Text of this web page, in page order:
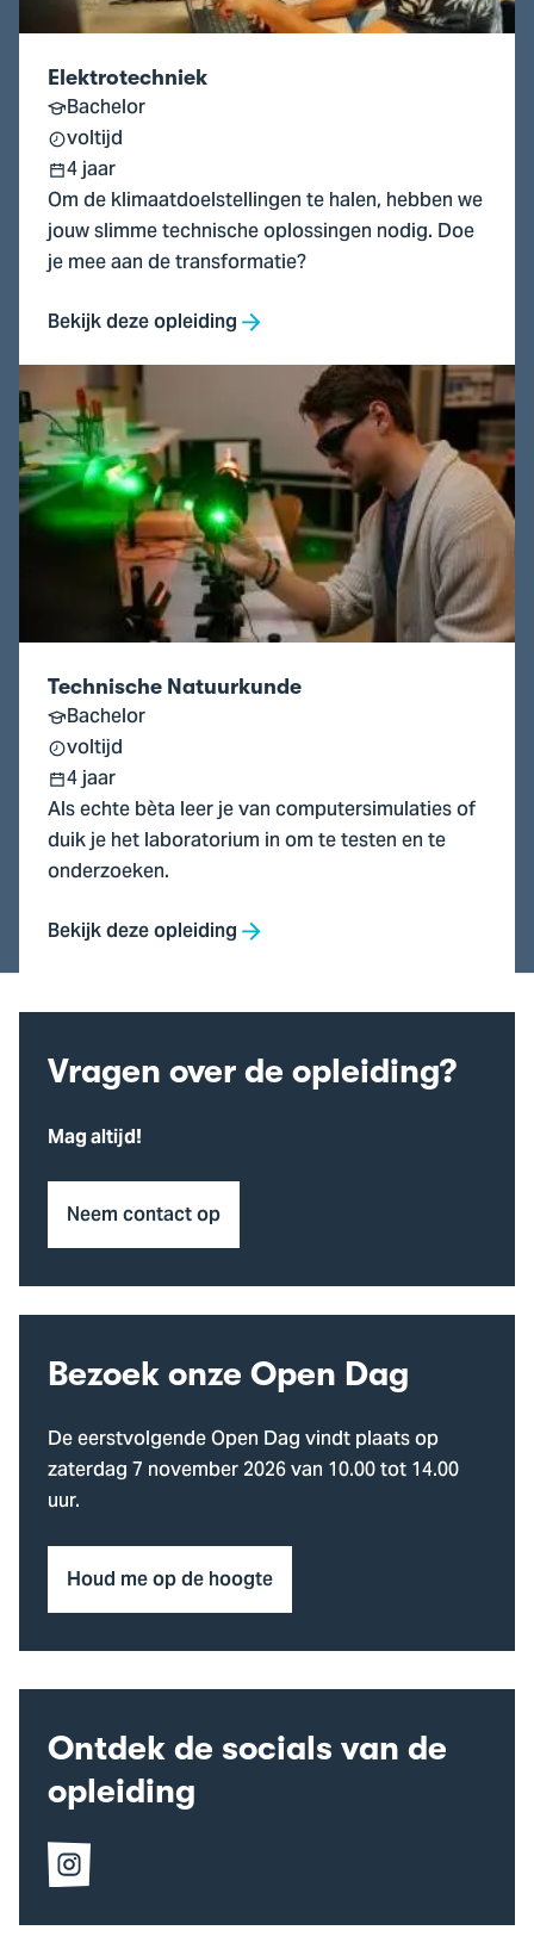
Elektrotechniek
Bachelor
voltijd
4 jaar
Om de klimaatdoelstellingen te halen, hebben we
jouw slimme technische oplossingen nodig. Doe
je mee aan de transformatie?
Bekijk deze opleiding
Ga
naar
Technische
Natuurkunde
Technische Natuurkunde
Bachelor
voltijd
4 jaar
Als echte bèta leer je van computersimulaties of
duik je het laboratorium in om te testen en te
onderzoeken.
Bekijk deze opleiding
Vragen over de opleiding?
Mag altijd!
Neem contact op
Bezoek onze Open Dag
De eerstvolgende Open Dag vindt plaats op
zaterdag 7 november 2026 van 10.00 tot 14.00
uur.
Houd me op de hoogte
Ontdek de socials van de
opleiding
Volg
ons
op
Instagram